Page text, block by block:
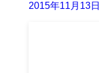
2015年11月13日